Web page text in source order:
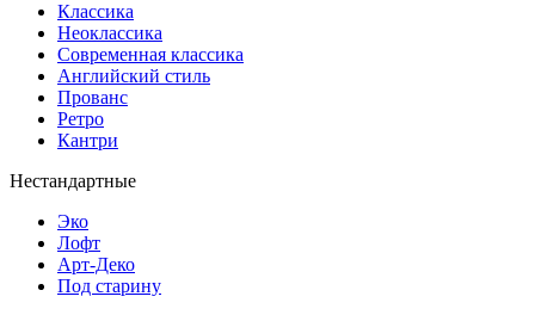
Классика
Неоклассика
Современная классика
Английский стиль
Прованс
Ретро
Кантри
Нестандартные
Эко
Лофт
Арт-Деко
Под старину